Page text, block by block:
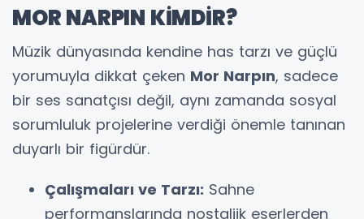
MOR NARPIN KİMDİR?
Müzik dünyasında kendine has tarzı ve güçlü
yorumuyla dikkat çeken Mor Narpın, sadece
bir ses sanatçısı değil, aynı zamanda sosyal
sorumluluk projelerine verdiği önemle tanınan
duyarlı bir figürdür.
Çalışmaları ve Tarzı: Sahne
performanslarında nostaljik eserlerden